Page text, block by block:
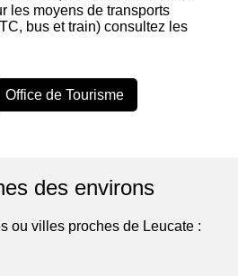
les moyens de transports
bus et train) consultez les
Office de Tourisme
des environs
ou villes proches de Leucate :